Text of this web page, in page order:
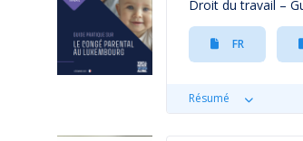
Droit du travail –
FR
Résumé